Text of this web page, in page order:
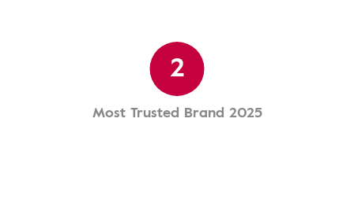
2
Most Trusted Brand 2025